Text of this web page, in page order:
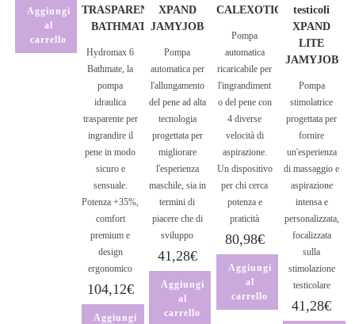
Aggiungi
al
carrello
TRASPARENTE
BATHMATE
Hydromax 6
Bathmate, la
pompa
idraulica
trasparente per
ingrandire il
pene in modo
sicuro e
sensuale.
Potenza +35%,
comfort
premium e
design
ergonomico
104,12€
Aggiungi
XPAND
JAMYJOB
Pompa
automatica per
l'allungamento
del pene ad alta
tecnologia
progettata per
migliorare
l'esperienza
maschile, sia in
termini di
piacere che di
sviluppo
41,28€
Aggiungi
al
carrello
CALEXOTICS
Pompa
automatica
ricaricabile per
l'ingrandiment
o del pene con
4 diverse
velocità di
aspirazione.
Un dispositivo
per chi cerca
potenza e
praticità
80,98€
Aggiungi
al
carrello
testicoli
XPAND
LITE
JAMYJOB
Pompa
stimolatrice
progettata per
fornire
un'esperienza
di massaggio e
aspirazione
intensa e
personalizzata,
focalizzata
sulla
stimolazione
testicolare
41,28€